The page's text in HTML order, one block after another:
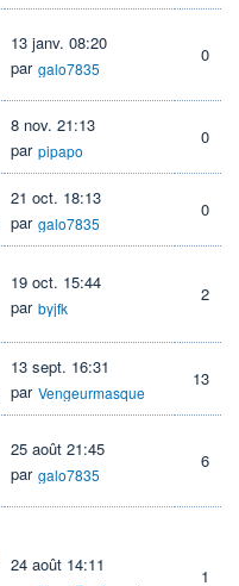
13 janv. 08:20
par galo7835
0
8 nov. 21:13
par pipapo
0
21 oct. 18:13
par galo7835
0
19 oct. 15:44
par byjfk
2
13 sept. 16:31
par Vengeurmasque
13
25 août 21:45
par galo7835
6
24 août 14:11
1